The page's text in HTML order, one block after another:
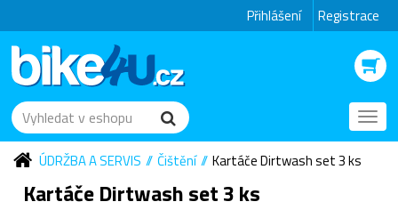
Přihlášení Registrace
ÚDRŽBA A SERVIS
Čištění Kartáče Dirtwash set 3 ks
Kartáče Dirtwash set 3 ks